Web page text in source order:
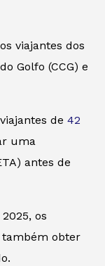
viajantes dos
Golfo (CCG) e
de 42
uma
antes de
os
também obter